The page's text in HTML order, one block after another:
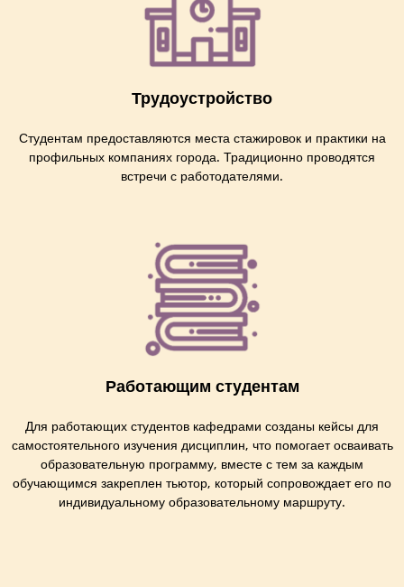
Трудоустройство
Студентам предоставляются места стажировок и практики на
профильных компаниях города. Традиционно проводятся
встречи с работодателями.
Работающим студентам
Для работающих студентов кафедрами созданы кейсы для
самостоятельного изучения дисциплин, что помогает осваивать
образовательную программу, вместе с тем за каждым
обучающимся закреплен тьютор, который сопровождает его по
индивидуальному образовательному маршруту.